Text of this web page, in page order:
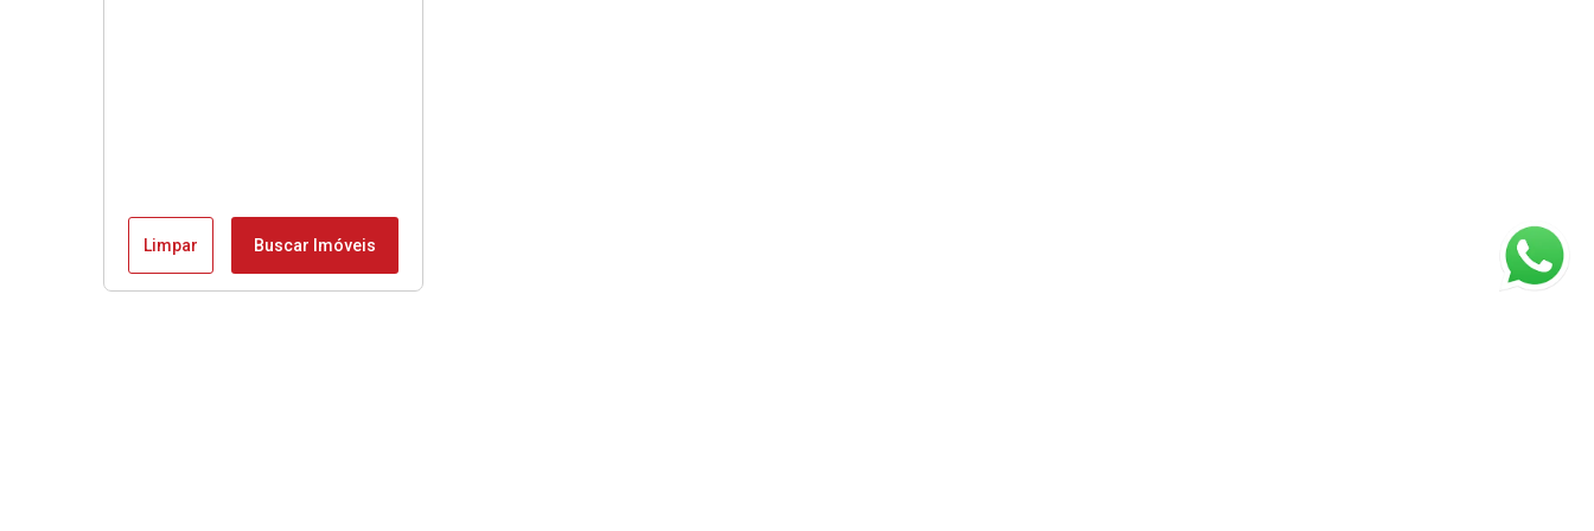
Limpar Buscar Imóveis